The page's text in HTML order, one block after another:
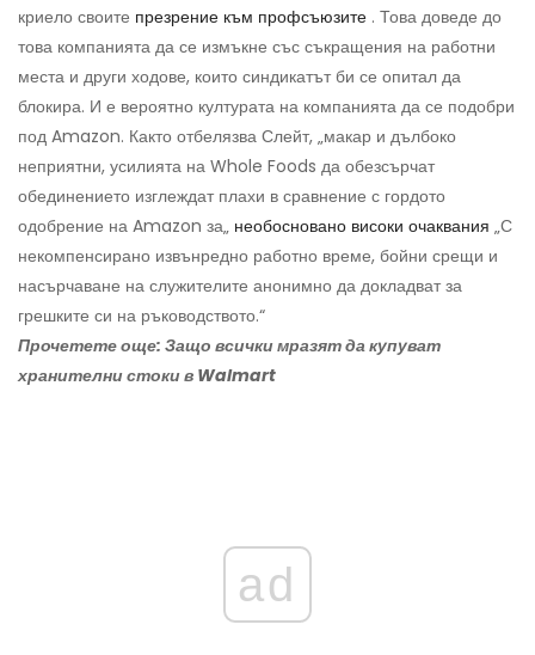
криело своите презрение към профсъюзите . Това доведе до
това компанията да се измъкне със съкращения на работни
места и други ходове, които синдикатът би се опитал да
блокира. И е вероятно културата на компанията да се подобри
под Amazon. Както отбелязва Слейт, „макар и дълбоко
неприятни, усилията на Whole Foods да обезсърчат
обединението изглеждат плахи в сравнение с гордото
одобрение на Amazon за„ необосновано високи очаквания „С
некомпенсирано извънредно работно време, бойни срещи и
насърчаване на служителите анонимно да докладват за
грешките си на ръководството.“
Прочетете още: Защо всички мразят да купуват
хранителни стоки в Walmart
ad